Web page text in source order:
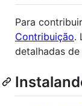
Para
Contribuição.
detalhadas